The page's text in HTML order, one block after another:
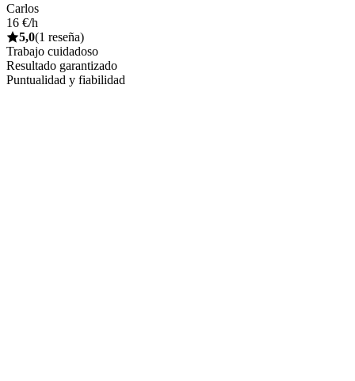
Carlos
16 €/h
5,0(1 reseña)
Trabajo cuidadoso
Resultado garantizado
Puntualidad y fiabilidad